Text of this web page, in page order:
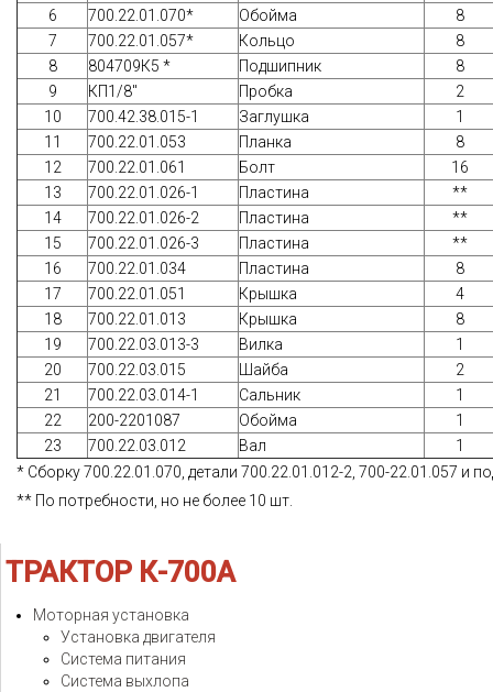
6
700.22.01.070* Обойма
8
7
700.22.01.057* Кольцо
8
8
804709К5 * Подшипник
8
9
КП1/8" Пробка
2
10
700.42.38.015-1 Заглушка
1
11
700.22.01.053 Планка
8
12
700.22.01.061 Болт
16
13
700.22.01.026-1 Пластина
**
14
700.22.01.026-2 Пластина
**
15
700.22.01.026-3 Пластина
**
16
700.22.01.034 Пластина
8
17
700.22.01.051 Крышка
4
18
700.22.01.013 Крышка
8
19
700.22.03.013-3 Вилка
1
20
700.22.03.015 Шайба
2
21
700.22.03.014-1 Сальник
1
22
200-2201087 Обойма
1
23
700.22.03.012 Вал
1
* Сборку 700.22.01.070, детали 700.22.01.012-2, 700-22.01.057 и
** По потребности, но не более 10 шт.
ТРАКТОР К-700А
Моторная установка
Установка двигателя
Система питания
Система выхлопа